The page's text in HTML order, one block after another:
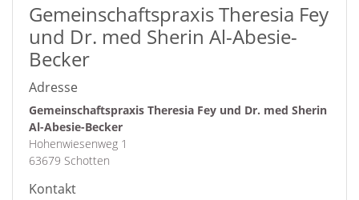
Gemeinschaftspraxis Theresia Fey
und Dr. med Sherin Al-Abesie-
Becker
Adresse
Gemeinschaftspraxis Theresia Fey und Dr. med Sherin
Al-Abesie-Becker
Hohenwiesenweg 1
63679 Schotten
Kontakt